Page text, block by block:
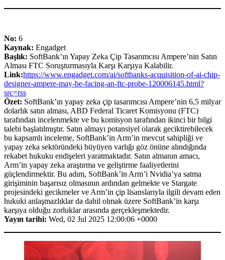
No: 6
Kaynak: Engadget
Başlık: SoftBank’ın Yapay Zeka Çip Tasarımcısı Ampere’nin Satın
Alması FTC Soruşturmasıyla Karşı Karşıya Kalabilir.
Link:https://www.engadget.com/ai/softbanks-acquisition-of-ai-chip-
designer-ampere-may-be-facing-an-ftc-probe-120006145.html?
src=rss
Özet: SoftBank’ın yapay zeka çip tasarımcısı Ampere’nin 6,5 milyar
dolarlık satın alması, ABD Federal Ticaret Komisyonu (FTC)
tarafından incelenmekte ve bu komisyon tarafından ikinci bir bilgi
talebi başlatılmıştır. Satın almayı potansiyel olarak geciktirebilecek
bu kapsamlı inceleme, SoftBank’in Arm’in mevcut sahipliği ve
yapay zeka sektöründeki büyüyen varlığı göz önüne alındığında
rekabet hukuku endişeleri yaratmaktadır. Satın almanın amacı,
Arm’in yapay zeka araştırma ve geliştirme faaliyetlerini
güçlendirmektir. Bu adım, SoftBank’in Arm’i Nvidia’ya satma
girişiminin başarısız olmasının ardından gelmekte ve Stargate
projesindeki gecikmeler ve Arm’in çip lisanslarıyla ilgili devam eden
hukuki anlaşmazlıklar da dahil olmak üzere SoftBank’in karşı
karşıya olduğu zorluklar arasında gerçekleşmektedir.
Yayın tarihi: Wed, 02 Jul 2025 12:00:06 +0000